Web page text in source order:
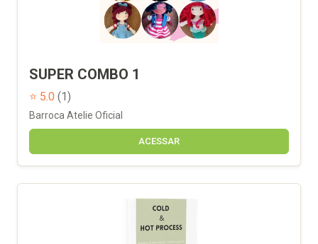
SUPER COMBO 1
⭐ 5.0 (1)
Barroca Atelie Oficial
ACESSAR